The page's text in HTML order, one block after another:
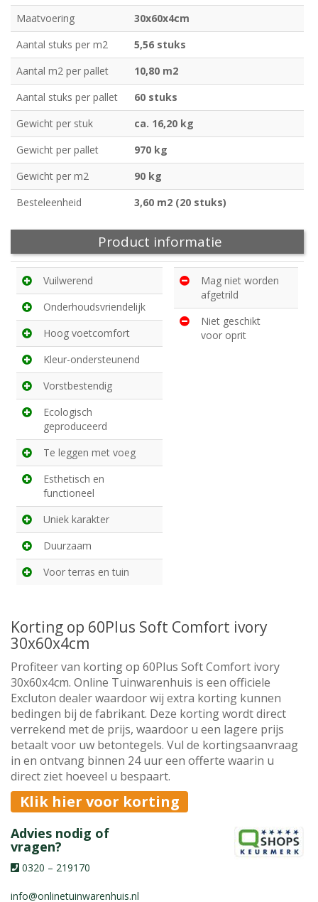
Maatvoering
30x60x4cm
Aantal stuks per m2
5,56 stuks
Aantal m2 per pallet
10,80 m2
Aantal stuks per pallet
60 stuks
Gewicht per stuk
ca. 16,20 kg
Gewicht per pallet
970 kg
Gewicht per m2
90 kg
Besteleenheid
3,60 m2 (20 stuks)
Product informatie
Vuilwerend
Onderhoudsvriendelijk
Hoog voetcomfort
Kleur-ondersteunend
Vorstbestendig
Ecologisch
geproduceerd
Te leggen met voeg
Esthetisch en
functioneel
Uniek karakter
Duurzaam
Voor terras en tuin
Mag niet worden
afgetrild
Niet geschikt
voor oprit
Korting op 60Plus Soft Comfort ivory
30x60x4cm
Profiteer van korting op 60Plus Soft Comfort ivory
30x60x4cm. Online Tuinwarenhuis is een officiele
Excluton dealer waardoor wij extra korting kunnen
bedingen bij de fabrikant. Deze korting wordt direct
verrekend met de prijs, waardoor u een lagere prijs
betaalt voor uw betontegels. Vul de kortingsaanvraag
in en ontvang binnen 24 uur een offerte waarin u
direct ziet hoeveel u bespaart.
Klik hier voor korting
Advies nodig of
vragen?
0320 – 219170
info@onlinetuinwarenhuis.nl